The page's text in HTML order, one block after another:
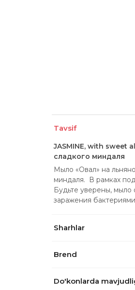
Tavsif
JASMINE, with sweet
сладкого миндаля
Мыло «Овал» на
миндаля.  В рамках
Будьте уверены, мыло
заражения
Sharhlar
Brend
Do'konlarda